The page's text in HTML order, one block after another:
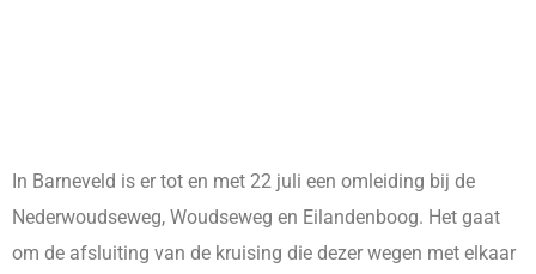
In Barneveld is er tot en met 22 juli een omleiding bij de
Nederwoudseweg, Woudseweg en Eilandenboog. Het gaat
om de afsluiting van de kruising die dezer wegen met elkaar